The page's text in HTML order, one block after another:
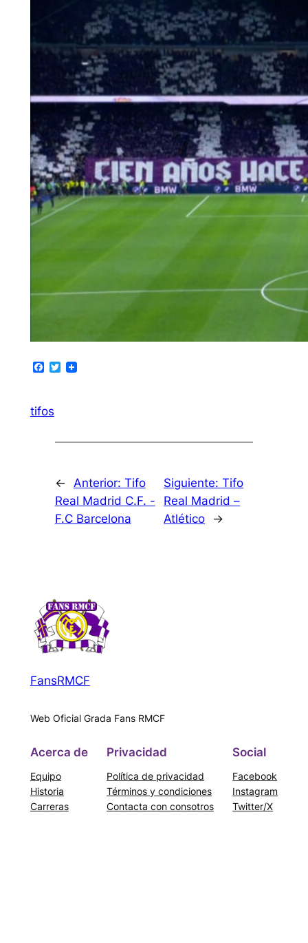
Facebook
Twitter
tifos
← Anterior: Tifo
Real Madrid C.F. -
F.C Barcelona
Siguiente:Tifo
Real Madrid –
Atlético
→
FansRMCF
Web Oficial Grada Fans RMCF
Acerca de
Equipo
Historia
Carreras
Privacidad
Política de privacidad
Términos y condiciones
Contacta con consotros
Social
Facebook
Instagram
Twitter/X